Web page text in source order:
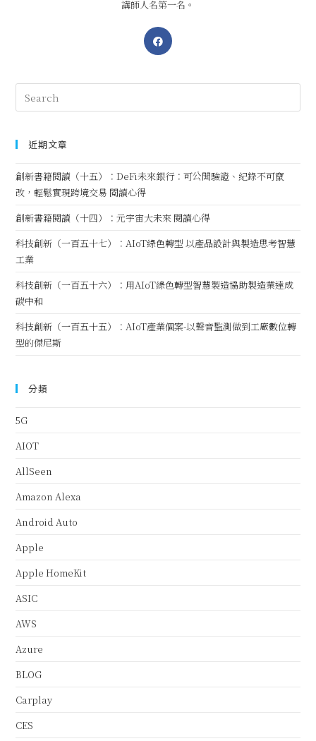
講師人名第一名。
近期文章
創新書籍閱讀（十五）：DeFi未來銀行：可公開驗證、紀錄不可竄
改，輕鬆實現跨境交易 閱讀心得
創新書籍閱讀（十四）：元宇宙大未來 閱讀心得
科技創新（一百五十七）：AIoT綠色轉型 以產品設計與製造思考智慧
工業
科技創新（一百五十六）：用AIoT綠色轉型智慧製造協助製造業達成
碳中和
科技創新（一百五十五）：AIoT產業個案-以聲音監測做到工廠數位轉
型的傑尼斯
分類
5G
AIOT
AllSeen
Amazon Alexa
Android Auto
Apple
Apple HomeKit
ASIC
AWS
Azure
BLOG
Carplay
CES